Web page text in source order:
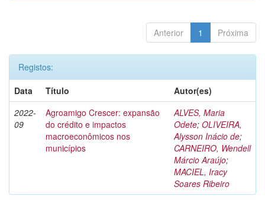
Anterior 1 Próxima
Registos:
Data
Título
Autor(es)
2022-
09
Agroamigo Crescer: expansão
do crédito e impactos
macroeconômicos nos
municípios
ALVES, Maria
Odete; OLIVEIRA,
Alysson Inácio de;
CARNEIRO, Wendell
Márcio Araújo;
MACIEL, Iracy
Soares Ribeiro